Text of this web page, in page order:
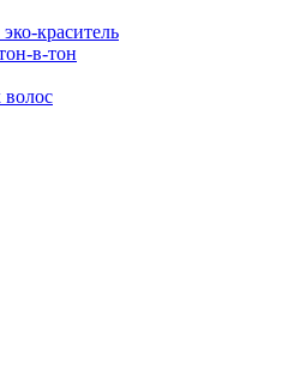
краситель
в-тон